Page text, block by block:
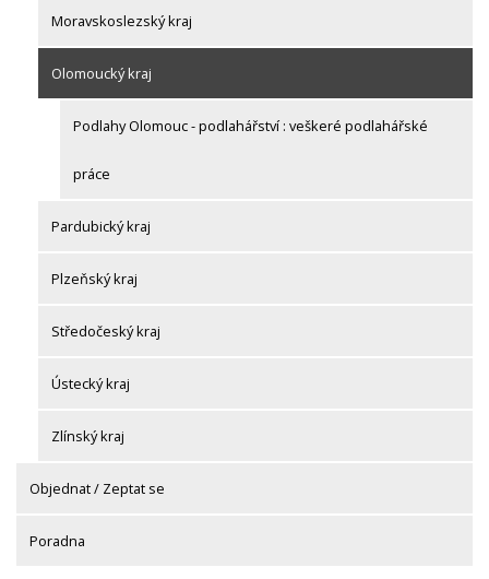
Moravskoslezský kraj
Olomoucký kraj
Podlahy Olomouc - podlahářství : veškeré podlahářské
práce
Pardubický kraj
Plzeňský kraj
Středočeský kraj
Ústecký kraj
Zlínský kraj
Objednat / Zeptat se
Poradna